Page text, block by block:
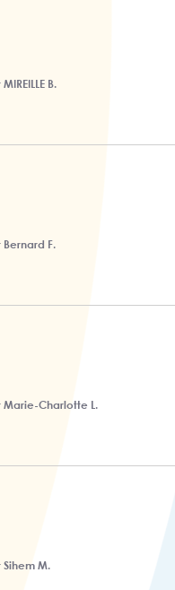
MIREILLE B.
Bernard F.
Marie-Charlotte L.
Sihem M.